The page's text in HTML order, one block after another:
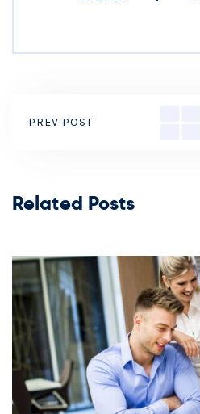
PREV POST
Related Posts